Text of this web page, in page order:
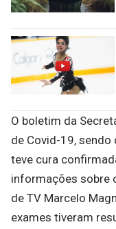
O boletim da
de Covid-19,
teve cura
informações sobre
de TV Marcelo
exames tiveram